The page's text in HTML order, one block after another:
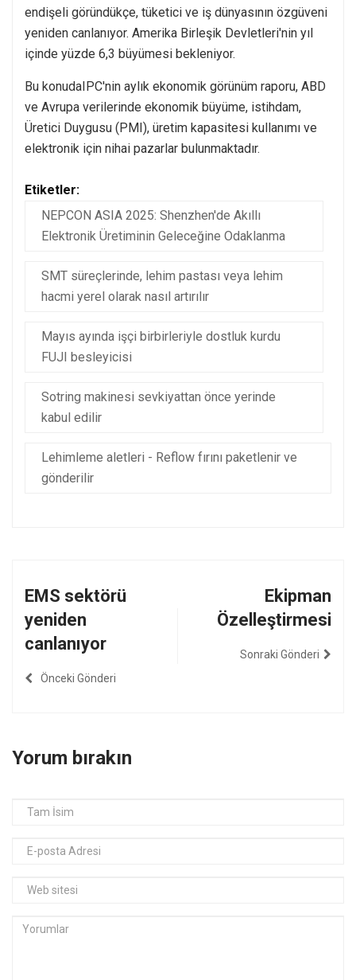
endişeli göründükçe, tüketici ve iş dünyasının özgüveni
yeniden canlanıyor. Amerika Birleşik Devletleri'nin yıl
içinde yüzde 6,3 büyümesi bekleniyor.
Bu konudaIPC'nin aylık ekonomik görünüm raporu, ABD
ve Avrupa verilerinde ekonomik büyüme, istihdam,
Üretici Duygusu (PMI), üretim kapasitesi kullanımı ve
elektronik için nihai pazarlar bulunmaktadır.
Etiketler:
NEPCON ASIA 2025: Shenzhen'de Akıllı
Elektronik Üretiminin Geleceğine Odaklanma
SMT süreçlerinde, lehim pastası veya lehim
hacmi yerel olarak nasıl artırılır
Mayıs ayında işçi birbirleriyle dostluk kurdu
FUJI besleyicisi
Sotring makinesi sevkiyattan önce yerinde
kabul edilir
Lehimleme aletleri - Reflow fırını paketlenir ve
gönderilir
EMS sektörü
yeniden
canlanıyor
Önceki Gönderi
Ekipman
Özelleştirmesi
Sonraki Gönderi
Yorum bırakın